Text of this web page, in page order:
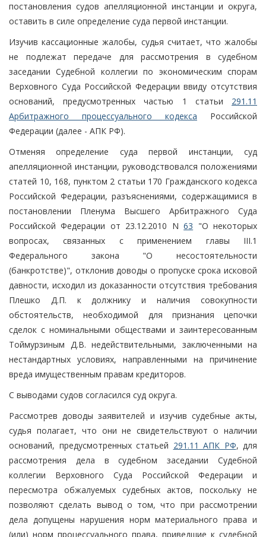
постановления судов апелляционной инстанции и округа,
оставить в силе определение суда первой инстанции.
Изучив кассационные жалобы, судья считает, что жалобы
не подлежат передаче для рассмотрения в судебном
заседании Судебной коллегии по экономическим спорам
Верховного Суда Российской Федерации ввиду отсутствия
оснований, предусмотренных частью 1 статьи 291.11
Арбитражного процессуального кодекса Российской
Федерации (далее - АПК РФ).
Отменяя определение суда первой инстанции, суд
апелляционной инстанции, руководствовался положениями
статей 10, 168, пунктом 2 статьи 170 Гражданского кодекса
Российской Федерации, разъяснениями, содержащимися в
постановлении Пленума Высшего Арбитражного Суда
Российской Федерации от 23.12.2010 N63 "О некоторых
вопросах, связанных с применением главы III.1
Федерального закона "О несостоятельности
(банкротстве)", отклонив доводы о пропуске срока исковой
давности, исходил из доказанности отсутствия требования
Плешко Д.П. к должнику и наличия совокупности
обстоятельств, необходимой для признания цепочки
сделок с номинальными обществами и заинтересованным
Тоймурзиным Д.В. недействительными, заключенными на
нестандартных условиях, направленными на причинение
вреда имущественным правам кредиторов.
С выводами судов согласился суд округа.
Рассмотрев доводы заявителей и изучив судебные акты,
судья полагает, что они не свидетельствуют о наличии
оснований, предусмотренных статьей 291.11 АПК РФ, для
рассмотрения дела в судебном заседании Судебной
коллегии Верховного Суда Российской Федерации и
пересмотра обжалуемых судебных актов, поскольку не
позволяют сделать вывод о том, что при рассмотрении
дела допущены нарушения норм материального права и
(или) норм процессуального права, приведшие к судебной